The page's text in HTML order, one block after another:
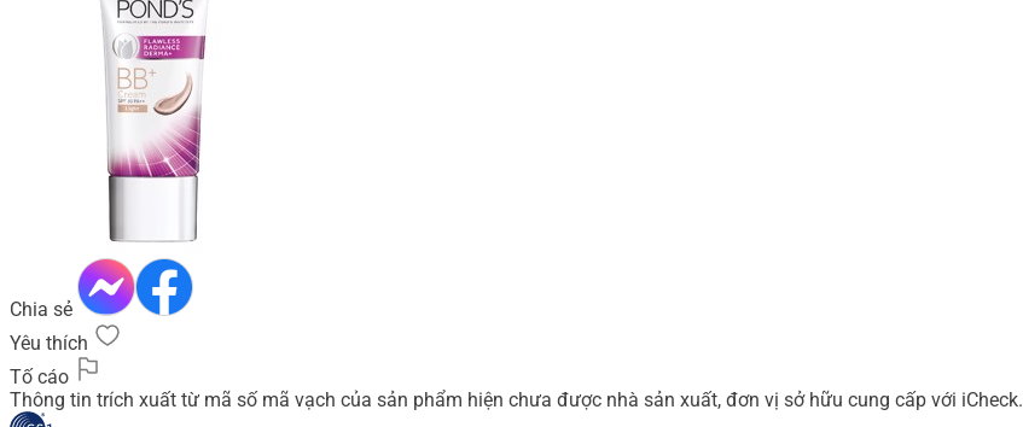
Chia sẻ
Yêu thích
Tố cáo
Thông tin trích xuất từ mã số mã vạch của sản phẩm hiện chưa được nhà sản xuất, đơn vị sở hữu cung cấp với iCheck.